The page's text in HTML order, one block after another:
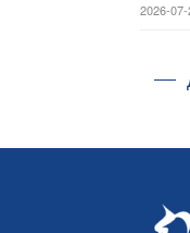
2026-07-